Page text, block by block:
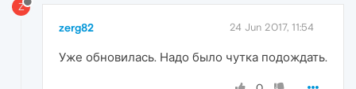
Z
zerg82 24 Jun 2017, 11:54
Уже обновилась. Надо было чутка подождать.